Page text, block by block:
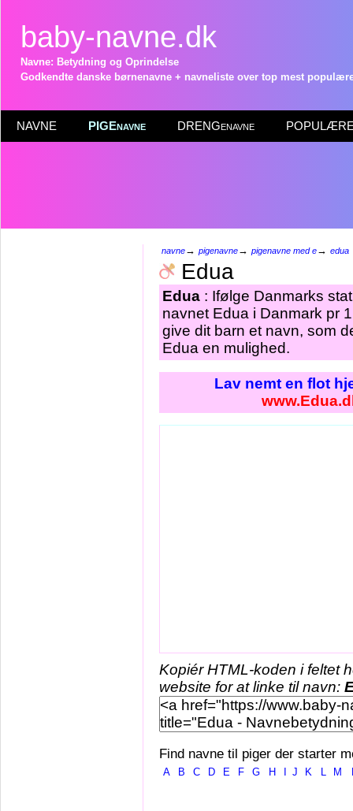
baby-navne.dk
Navne: Betydning og Oprindelse
Godkendte danske børnenavne + navneliste over top mest
NAVNE PIGEnavne DRENGenavne POPULÆRE
navne→ pigenavne→ pigenavne med e→ edua
Edua
Edua : Ifølge Danmarks
navnet Edua i Danmark pr
give dit barn et navn, som
Edua en mulighed.
Lav nemt en flot
Kopiér HTML-koden i feltet
website for at linke til navn:
Find navne til piger der starter
A B C D E F G H J K L M